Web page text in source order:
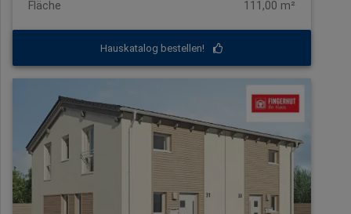
Fläche
111,00 m²
Hauskatalog bestellen!